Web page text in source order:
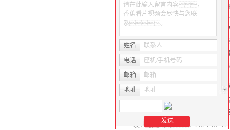
发布时间：2021-07-26 点
[ 常见问题 水性木器漆用在
众所周知，木头是有生命的
漆，常见的实木家具木器
发布时间：2021-07-19 点
[常见问题]家具的外观开花
家具自古以来就是人们生活的
易和交流的加强，在中国
发布时间：2021-07-
请在此输入留言内容，
香蕉看片视频会尽快与您联
系。
姓名 联系人
电话 座机/手机号码
邮箱 邮箱
地址 地址